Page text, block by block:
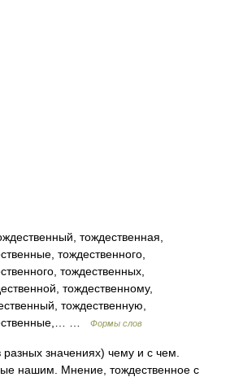
тождественная,
тождественного,
тождественных,
тождественному,
тождественную,
…
Формы слов
значениях) чему и с чем.
нашим. Мнение, тождественное с